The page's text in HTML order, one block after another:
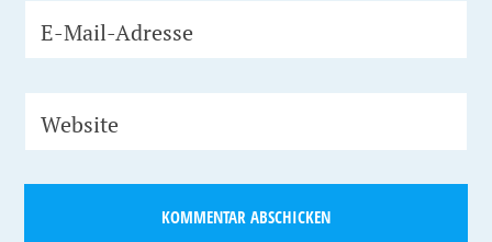
E-Mail-Adresse
Website